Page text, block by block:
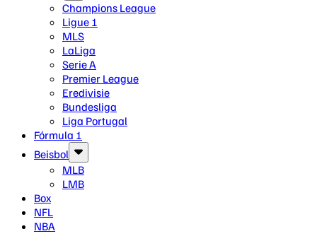
Champions League
Ligue 1
MLS
LaLiga
Serie A
Premier League
Eredivisie
Bundesliga
Liga Portugal
Fórmula 1
Beisbol
MLB
LMB
Box
NFL
NBA